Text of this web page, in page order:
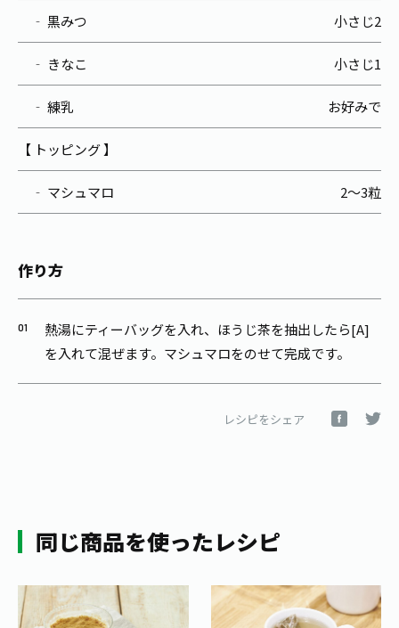
‐ 黒みつ 小さじ2
‐ きなこ 小さじ1
‐ 練乳 お好みで
【 トッピング 】
‐ マシュマロ 2～3粒
作り方
熱湯にティーバッグを入れ、ほうじ茶を抽出したら[A]
を入れて混ぜます。マシュマロをのせて完成です。
レシピをシェア
同じ商品を使ったレシピ